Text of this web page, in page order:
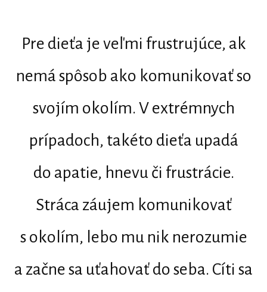
Pre dieťa je veľmi frustrujúce, ak
nemá spôsob ako komunikovať so
svojím okolím. V extrémnych
prípadoch, takéto dieťa upadá
do apatie, hnevu či frustrácie.
Stráca záujem komunikovať
s okolím, lebo mu nik nerozumie
a začne sa uťahovať do seba. Cíti sa